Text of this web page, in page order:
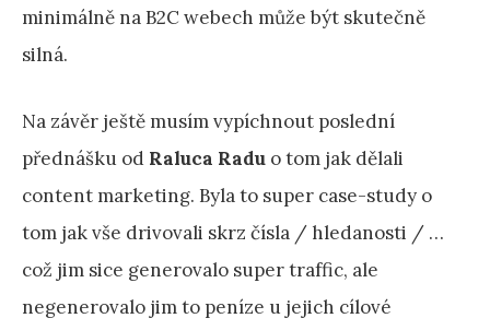
minimálně na B2C webech může být skutečně
silná.
Na závěr ještě musím vypíchnout poslední
přednášku od Raluca Radu o tom jak dělali
content marketing. Byla to super case-study o
tom jak vše drivovali skrz čísla / hledanosti / …
což jim sice generovalo super traffic, ale
negenerovalo jim to peníze u jejich cílové